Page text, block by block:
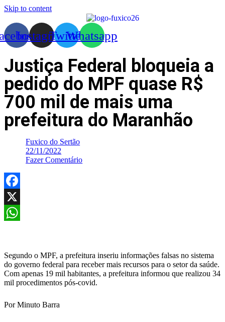
Skip to content
InstagramTwitterWhatsapp
Justiça Federal bloqueia a
pedido do MPF quase R$
700 mil de mais uma
prefeitura do Maranhão
Fuxico do Sertão
22/11/2022
Fazer Comentário
Facebook
X
Segundo o MPF, a prefeitura inseriu informações falsas no sistema
do governo federal para receber mais recursos para o setor da saúde.
Com apenas 19 mil habitantes, a prefeitura informou que realizou 34
mil procedimentos pós-covid.
Por Minuto Barra